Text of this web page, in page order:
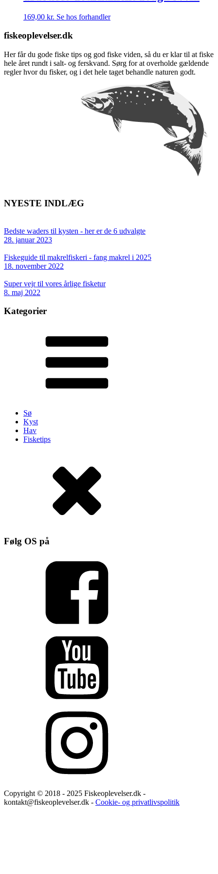
169,00 kr. Se hos forhandler
fiskeoplevelser.dk
Her får du gode fiske tips og god fiske viden, så du er klar til at fiske
hele året rundt i salt- og ferskvand. Sørg for at overholde gældende
regler hvor du fisker, og i det hele taget behandle naturen godt.
NYESTE INDLÆG
Bedste waders til kysten - her er de 6 udvalgte
28. januar 2023
Fiskeguide til makrelfiskeri - fang makrel i 2025
18. november 2022
Super vejr til vores årlige fisketur
8. maj 2022
Kategorier
Sø
Kyst
Hav
Fisketips
Følg OS på
Copyright © 2018 - 2025 Fiskeoplevelser.dk -
kontakt@fiskeoplevelser.dk - Cookie- og privatlivspolitik